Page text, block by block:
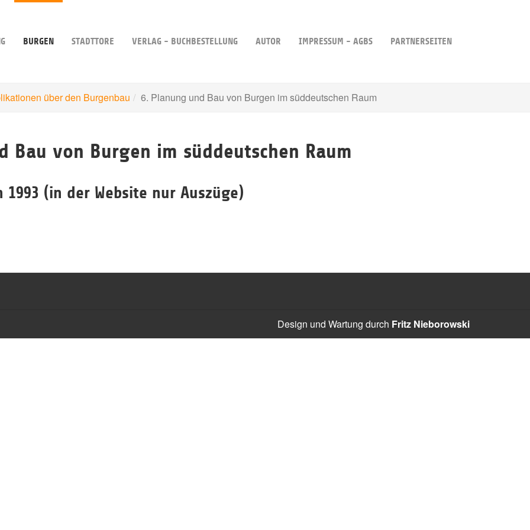
BURGEN STADTTORE VERLAG - BUCHBESTELLUNG AUTOR IMPRESSUM - AGBS PARTNERSEITEN
über den Burgenbau 6. Planung und Bau von Burgen im süddeutschen Raum
Bau von Burgen im süddeutschen Raum
(in der Website nur Auszüge)
Design und Wartung durch Fritz Nieborowski